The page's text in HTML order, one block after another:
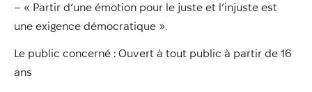
– « Partir d’une émotion pour le juste et l’injuste est
une exigence démocratique ».
Le public concerné : Ouvert à tout public à partir de 16
ans